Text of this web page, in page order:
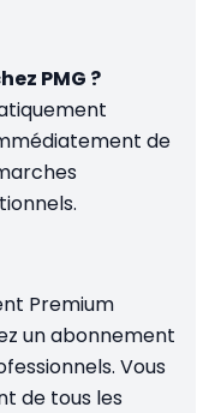
PMG ?
de
Premium
un abonnement
Vous
de tous les